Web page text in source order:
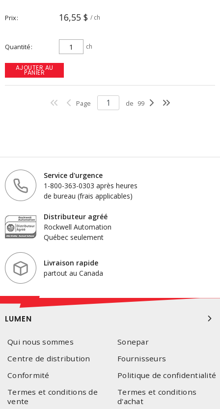
Prix 16,55 $ / ch
Quantité ch
AJOUTER AU
PANIER
Page de 99
Service d'urgence
1-800-363-0303 après heures
de bureau (frais applicables)
Distributeur agréé
Rockwell Automation
Québec seulement
Livraison rapide
partout au Canada
LUMEN
Qui nous sommes
Sonepar
Centre de distribution
Fournisseurs
Conformité
Politique de confidentialité
Termes et conditions de
vente
Termes et conditions
d'achat